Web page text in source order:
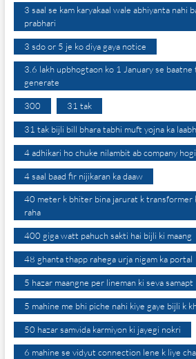
3 saal se kam karyakaal wale abhiyanta nahi
prabhari
3 sdo or 5 je ko diya gaya notice
3.6 lakh upbhogtaon ko 1 January se
generate
300 31 tak
31 tak bijli bill bhara tabhi muft yojna ka
4 adhikari ho chuke nilambit ab company
4 saal baad fir nijikaran ka daaw
40 meter k bhiter bina jarurat k transformer
raha
400 giga watt pahuch sakti hai bijli ki maang
48 ghanta thapp rahega urja nigam ka portal
5 hazar maangne per lineman ki seva samapt
5 mahine me bhi piche nahi kiye gaye bijli k
50 hazar samvida karmiyon ki jayegi nokri
6 mahine se vidyut connection lene k liye